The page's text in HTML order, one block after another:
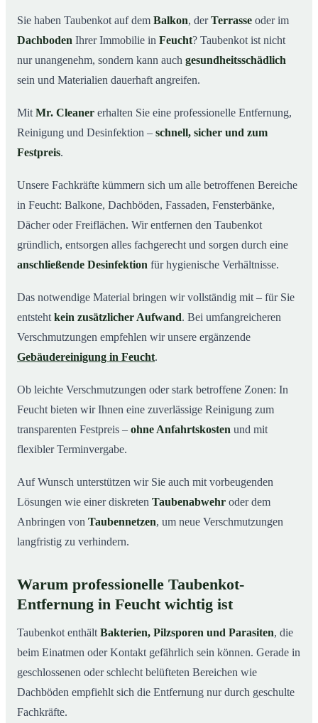
Taubenkot entfernen in Feucht & Umgebung
05Jetzt Angebot für die Taubenkot-Entfernung in Feucht
06So wird Taubenkot in Feucht professionell entfernt
Sie haben Taubenkot auf dem Balkon, derTerrasse oder im
Dachboden Ihrer Immobilie in Feucht? Taubenkot ist nicht
nur unangenehm, sondern kann auch gesundheitsschädlich
sein und Materialien dauerhaft angreifen.
Mit Mr. Cleaner erhalten Sie eine professionelle Entfernung,
Reinigung und Desinfektion – schnell, sicher und zum
Festpreis.
Unsere Fachkräfte kümmern sich um alle betroffenen Bereiche
in Feucht: Balkone, Dachböden, Fassaden, Fensterbänke,
Dächer oder Freiflächen. Wir entfernen den Taubenkot
gründlich, entsorgen alles fachgerecht und sorgen durch eine
anschließende Desinfektion für hygienische Verhältnisse.
Das notwendige Material bringen wir vollständig mit – für Sie
entsteht kein zusätzlicher Aufwand. Bei umfangreicheren
Verschmutzungen empfehlen wir unsere ergänzende
Gebäudereinigung in Feucht.
Ob leichte Verschmutzungen oder stark betroffene Zonen: In
Feucht bieten wir Ihnen eine zuverlässige Reinigung zum
transparenten Festpreis – ohne Anfahrtskosten und mit
flexibler Terminvergabe.
Auf Wunsch unterstützen wir Sie auch mit vorbeugenden
Lösungen wie einer diskreten Taubenabwehr oder dem
Anbringen von Taubennetzen, um neue Verschmutzungen
langfristig zu verhindern.
Warum professionelle Taubenkot-
Entfernung in Feucht wichtig ist
Taubenkot enthält Bakterien, Pilzsporen und Parasiten, die
beim Einatmen oder Kontakt gefährlich sein können. Gerade in
geschlossenen oder schlecht belüfteten Bereichen wie
Dachböden empfiehlt sich die Entfernung nur durch geschulte
Fachkräfte.